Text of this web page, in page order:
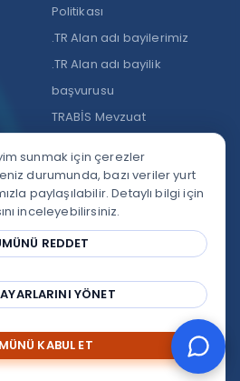
Politikası
.TR Alan adı bayilerimiz
.TR Alan adı bayilik
başvurusu
TRABİS Mevzuat
Alastyr
sunmak için çerezler
durumunda, bazı veriler yurt
paylaşılabilir. Detaylı bilgi için
inceleyebilirsiniz.
REDDET
YÖNET
KABUL ET